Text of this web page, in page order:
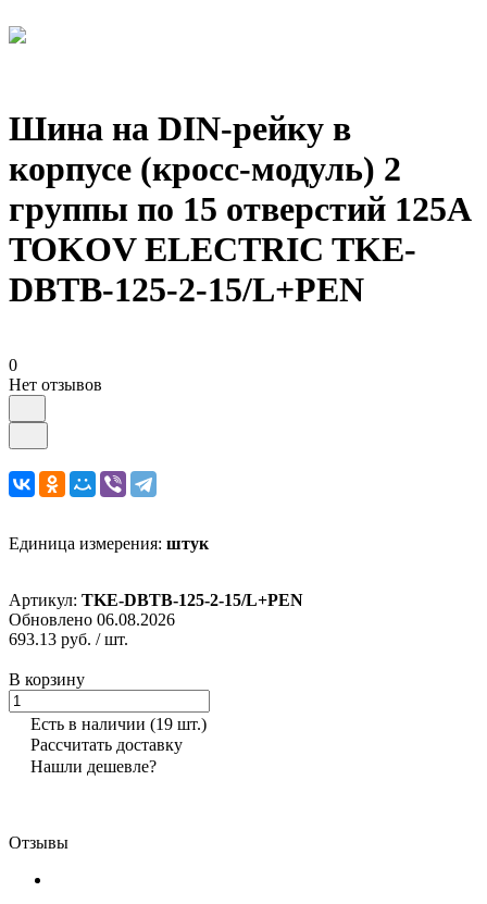
Шина на DIN-рейку в
корпусе (кросс-модуль) 2
группы по 15 отверстий 125А
TOKOV ELECTRIC TKE-
DBTB-125-2-15/L+PEN
0
Нет отзывов
Единица измерения: штук
Артикул: TKE-DBTB-125-2-15/L+PEN
Обновлено 06.08.2026
693.13 руб. / шт.
В корзину
Есть в наличии (19 шт.)
Рассчитать доставку
Нашли дешевле?
Отзывы